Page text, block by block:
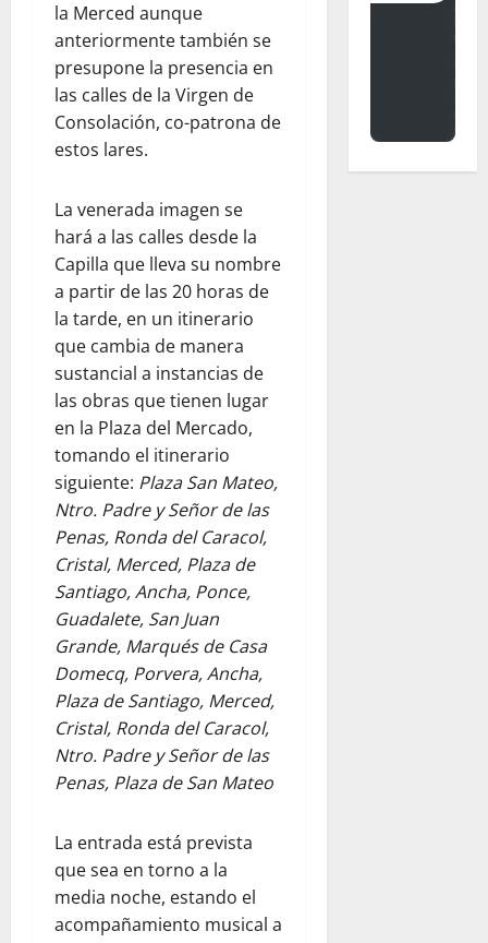
la Merced aunque
anteriormente también se
presupone la presencia en
las calles de la Virgen de
Consolación, co-patrona de
estos lares.
La venerada imagen se
hará a las calles desde la
Capilla que lleva su nombre
a partir de las 20 horas de
la tarde, en un itinerario
que cambia de manera
sustancial a instancias de
las obras que tienen lugar
en la Plaza del Mercado,
tomando el itinerario
siguiente: Plaza San Mateo,
Ntro. Padre y Señor de las
Penas, Ronda del Caracol,
Cristal, Merced, Plaza de
Santiago, Ancha, Ponce,
Guadalete, San Juan
Grande, Marqués de Casa
Domecq, Porvera, Ancha,
Plaza de Santiago, Merced,
Cristal, Ronda del Caracol,
Ntro. Padre y Señor de las
Penas, Plaza de San Mateo
La entrada está prevista
que sea en torno a la
media noche, estando el
acompañamiento musical a